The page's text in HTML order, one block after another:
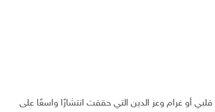
أو غرام وعز الدين التي حققت انتشارًا واسعًا على